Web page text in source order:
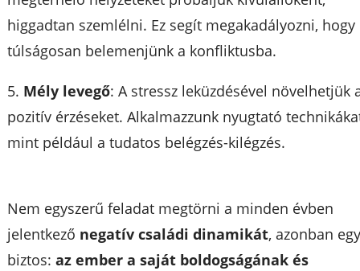
higgadtan szemlélni. Ez segít megakadályozni, hogy
túlságosan belemenjünk a konfliktusba.
5. Mély levegő: A stressz leküzdésével növelhetjük
pozitív érzéseket. Alkalmazzunk nyugtató
mint például a tudatos belégzés-kilégzés.
Nem egyszerű feladat megtörni a minden évben
jelentkező negatív családi dinamikát, azonban
biztos: az ember a saját boldogságának és